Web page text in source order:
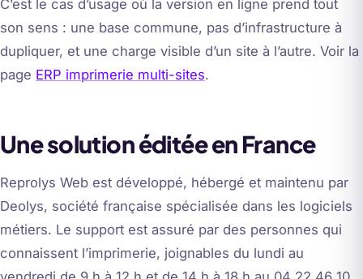
C’est le cas d’usage où la version en ligne prend tout
son sens : une base commune, pas d’infrastructure à
dupliquer, et une charge visible d’un site à l’autre. Voir la
page ERP imprimerie multi-sites.
Une solution éditée en France
Reprolys Web est développé, hébergé et maintenu par
Deolys, société française spécialisée dans les logiciels
métiers. Le support est assuré par des personnes qui
connaissent l’imprimerie, joignables du lundi au